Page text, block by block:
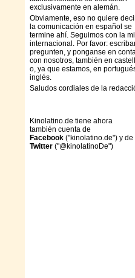
exclusivamente en alemán.
Obviamente, eso no quiere
la comunicación en español se
termine ahí. Seguimos con la
internacional. Por favor:
pregunten, y ponganse en
con nosotros, también en
o, ya que estamos, en
inglés.
Saludos cordiales de la
Kinolatino.de tiene ahora
también cuenta de
Facebook ("kinolatino.de") y de
Twitter ("@kinolatinoDe")